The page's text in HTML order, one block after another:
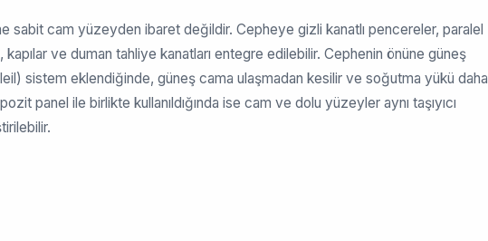
sabit cam yüzeyden ibaret değildir. Cepheye gizli kanatlı pencereler, paralel
kapılar ve duman tahliye kanatları entegre edilebilir. Cephenin önüne güneş
sistem eklendiğinde, güneş cama ulaşmadan kesilir ve soğutma yükü daha
panel ile birlikte kullanıldığında ise cam ve dolu yüzeyler aynı taşıyıcı